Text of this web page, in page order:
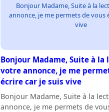
Bonjour Madame, Suite à la
annonce, je me permets de vous
vive
Bonjour Madame, Suite à la
votre annonce, je me
écrire car je suis vive
Bonjour Madame, Suite à la
annonce, je me permets de